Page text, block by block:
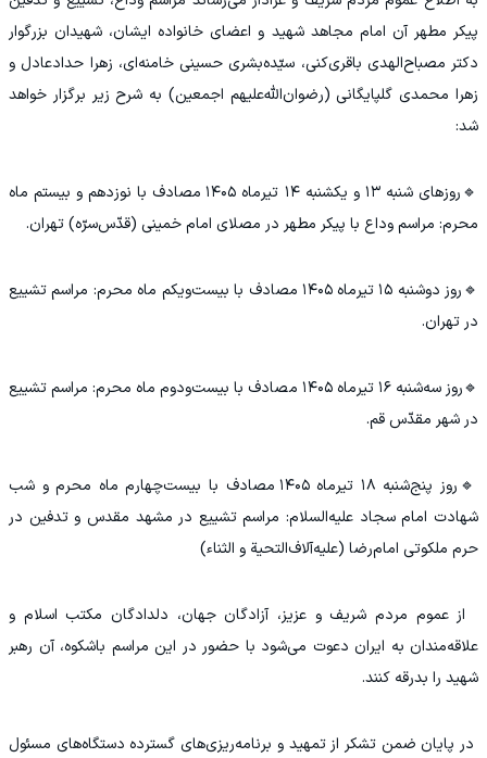
پیکر مطهر آن امام مجاهد شهید و اعضای خانواده ایشان، شهیدان بزرگوار
دکتر مصباح‌الهدی باقری‌کنی، سیّده‌بشری حسینی خامنه‌ای، زهرا حدادعادل و
زهرا محمدی گلپایگانی (رضوان‌الله‌علیهم اجمعین) به شرح زیر برگزار خواهد
شد:
🔹روزهای شنبه ۱۳ و یکشنبه ۱۴ تیرماه ۱۴۰۵ مصادف با نوزدهم و بیستم ماه
محرم: مراسم وداع با پیکر مطهر در مصلای امام خمینی (قدّس‌سرّه) تهران.
🔹روز دوشنبه ۱۵ تیرماه ۱۴۰۵ مصادف با بیست‌ویکم ماه محرم: مراسم تشییع
در تهران.
🔹روز سه‌شنبه ۱۶ تیرماه ۱۴۰۵ مصادف با بیست‌ودوم ماه محرم: مراسم تشییع
در شهر مقدّس قم.
🔹روز پنج‌شنبه ۱۸ تیرماه ۱۴۰۵ مصادف با بیست‌چهارم ماه محرم و شب
شهادت امام سجاد علیه‌السلام: مراسم تشییع در مشهد مقدس و تدفین در
حرم ملکوتی امام‌رضا (علیه‌آلاف‌التحیة و الثناء)
از عموم مردم شریف و عزیز، آزادگان جهان، دلدادگان مکتب اسلام و
علاقه‌مندان به‌ ایران دعوت می‌شود با حضور در این مراسم باشکوه، آن رهبر
شهید را بدرقه کنند.
در پایان ضمن تشکر از تمهید و برنامه‌ریزی‌های گسترده‌‌ دستگاه‌های مسئول